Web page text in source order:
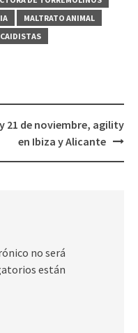
MALTRATO ANIMAL
21 de noviembre, agility
en Ibiza y Alicante
no será
están